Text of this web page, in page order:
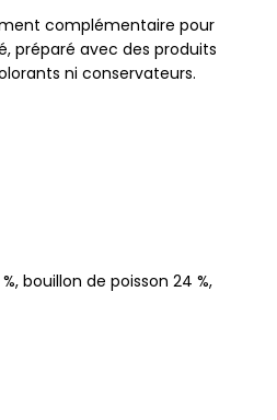
complémentaire pour
préparé avec des produits
ni conservateurs.
bouillon de poisson 24 %,